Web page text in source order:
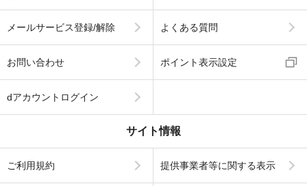
メールサービス登録/解除 よくある質問
お問い合わせ ポイント表示設定
dアカウントログイン
サイト情報
ご利用規約 提供事業者等に関する表示